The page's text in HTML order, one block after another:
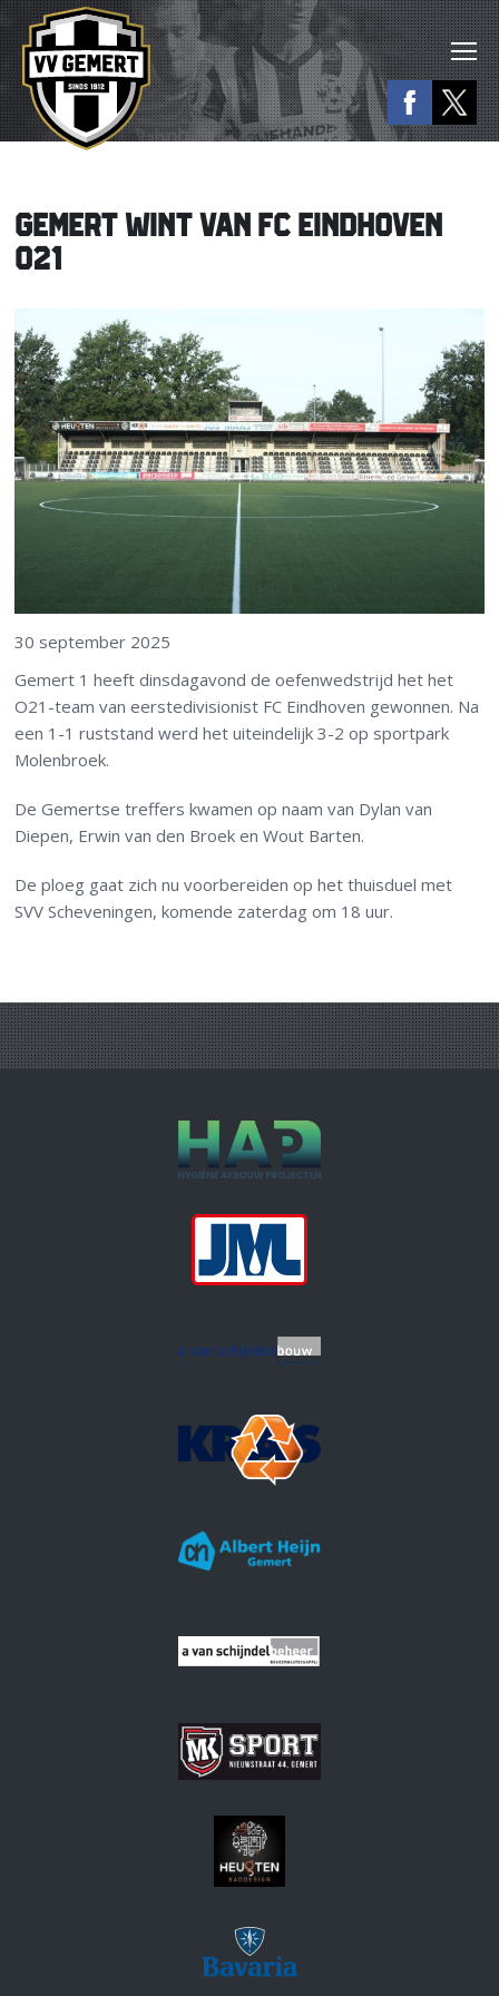
GEMERT WINT VAN FC EINDHOVEN
O21
30 september 2025
Gemert 1 heeft dinsdagavond de oefenwedstrijd het het
O21-team van eerstedivisionist FC Eindhoven gewonnen. Na
een 1-1 ruststand werd het uiteindelijk 3-2 op sportpark
Molenbroek.
De Gemertse treffers kwamen op naam van Dylan van
Diepen, Erwin van den Broek en Wout Barten.
De ploeg gaat zich nu voorbereiden op het thuisduel met
SVV Scheveningen, komende zaterdag om 18 uur.